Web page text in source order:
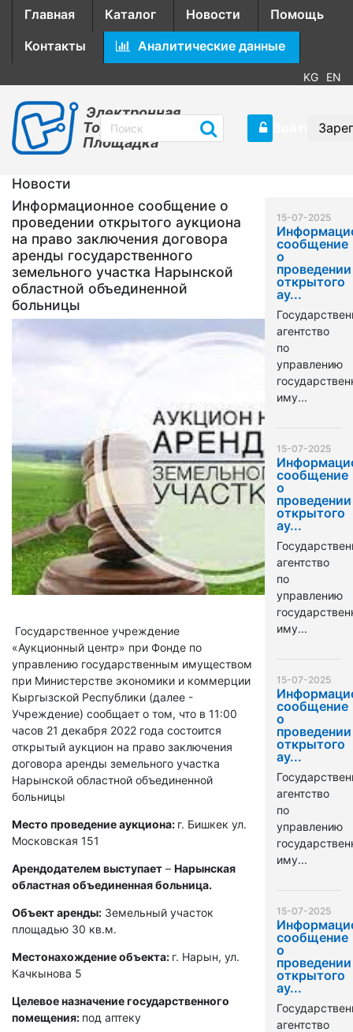
Главная Каталог Новости
Помощь
Контакты
Аналитические данные
KG EN
Электронная
Торговая
Площадка
Новости
Информационное сообщение о
проведении открытого аукциона
на право заключения договора
аренды государственного
земельного участка Нарынской
областной объединенной
больницы
Государственное учреждение
«Аукционный центр» при Фонде по
управлению государственным имуществом
при Министерстве экономики и коммерции
Кыргызской Республики (далее -
Учреждение) сообщает о том, что в 11:00
часов 21 декабря 2022 года состоится
открытый аукцион на право заключения
договора аренды земельного участка
Нарынской областной объединенной
больницы
Место проведение аукциона: г. Бишкек ул.
Московская 151
Арендодателем выступает – Нарынская
областная объединенная больница.
Объект аренды: Земельный участок
площадью 30 кв.м.
Местонахождение объекта: г. Нарын, ул.
Качкынова 5
Целевое назначение государственного
помещения: под аптеку
15-07-2025
сообщение
о
проведении
открытого
ау...
агентство
по
управлению
иму...
15-07-2025
сообщение
о
проведении
открытого
ау...
агентство
по
управлению
иму...
15-07-2025
сообщение
о
проведении
открытого
ау...
агентство
по
управлению
иму...
15-07-2025
сообщение
о
проведении
открытого
ау...
агентство